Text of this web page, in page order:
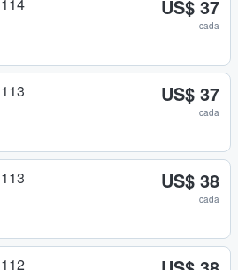
US$ 37
cada
US$ 37
cada
US$ 38
cada